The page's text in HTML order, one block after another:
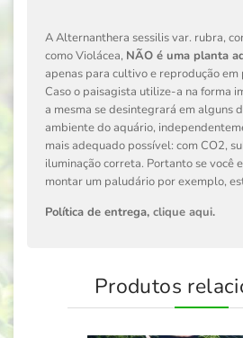
A Alternanthera sessilis var. rubra,
como Violácea, NÃO é uma planta
apenas para cultivo e reprodução
Caso o paisagista utilize-a na forma
a mesma se desintegrará em alguns
ambiente do aquário,
mais adequado possível: com CO2,
iluminação correta. Portanto se você
montar um paludário por exemplo,
Política de entrega, clique aqui.
Produtos